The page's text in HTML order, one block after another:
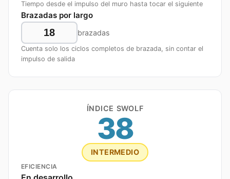
Tiempo desde el impulso del muro hasta tocar el siguiente
Brazadas por largo
brazadas
Cuenta solo los ciclos completos de brazada, sin contar el
impulso de salida
ÍNDICE SWOLF
38
INTERMEDIO
EFICIENCIA